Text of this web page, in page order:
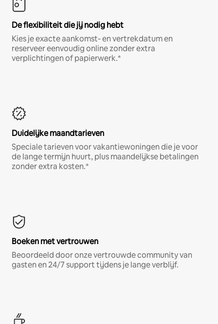
De flexibiliteit die jij nodig hebt
Kies je exacte aankomst- en vertrekdatum en
reserveer eenvoudig online zonder extra
verplichtingen of papierwerk.*
Duidelijke maandtarieven
Speciale tarieven voor vakantiewoningen die je voor
de lange termijn huurt, plus maandelijkse betalingen
zonder extra kosten.*
Boeken met vertrouwen
Beoordeeld door onze vertrouwde community van
gasten en 24/7 support tijdens je lange verblijf.